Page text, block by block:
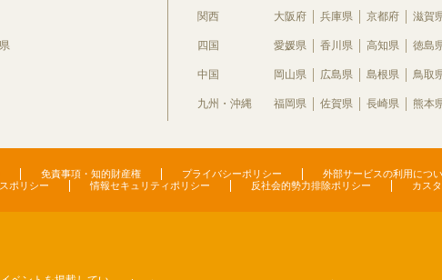
関西 大阪府 兵庫県 京都府 滋賀
四国 愛媛県 香川県 高知県 徳島
中国 岡山県 広島県 島根県 鳥取
九州・沖縄 福岡県 佐賀県 長崎県 熊本
免責事項・知的財産権 プライバシーポリシー
外部サービスの利用につ
ポリシー 情報セキュリティポリシー 反社会的勢力排除ポリシー カス